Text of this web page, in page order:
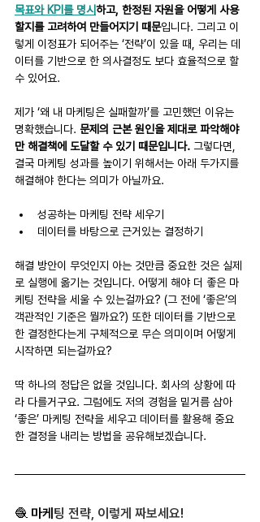
목표와 KPI를 명시하고, 한정된 자원을 어떻게 사용
할지를 고려하여 만들어지기 때문입니다. 그리고 이
렇게 이정표가 되어주는 ‘전략’이 있을 때, 우리는 데
이터를 기반으로 한 의사결정도 보다 효율적으로 할
수 있어요.
제가 ‘왜 내 마케팅은 실패할까’를 고민했던 이유는
명확했습니다. 문제의 근본 원인을 제대로 파악해야
만 해결책에 도달할 수 있기 때문입니다. 그렇다면,
결국 마케팅 성과를 높이기 위해서는 아래 두가지를
해결해야 한다는 의미가 아닐까요.
성공하는 마케팅 전략 세우기
데이터를 바탕으로 근거있는 결정하기
해결 방안이 무엇인지 아는 것만큼 중요한 것은 실제
로 실행에 옮기는 것입니다. 어떻게 해야 더 좋은 마
케팅 전략을 세울 수 있는걸까요? (그 전에 ‘좋은’의
객관적인 기준은 뭘까요?) 또한 데이터를 기반으로
한 결정한다는게 구체적으로 무슨 의미이며 어떻게
시작하면 되는걸까요?
딱 하나의 정답은 없을 것입니다. 회사의 상황에 따
라 다를거구요. 그럼에도 저의 경험을 밑거름 삼아
‘좋은’ 마케팅 전략을 세우고 데이터를 활용해 중요
한 결정을 내리는 방법을 공유해보겠습니다.
🧶 마케 팅 전략, 이렇게 짜보세요!